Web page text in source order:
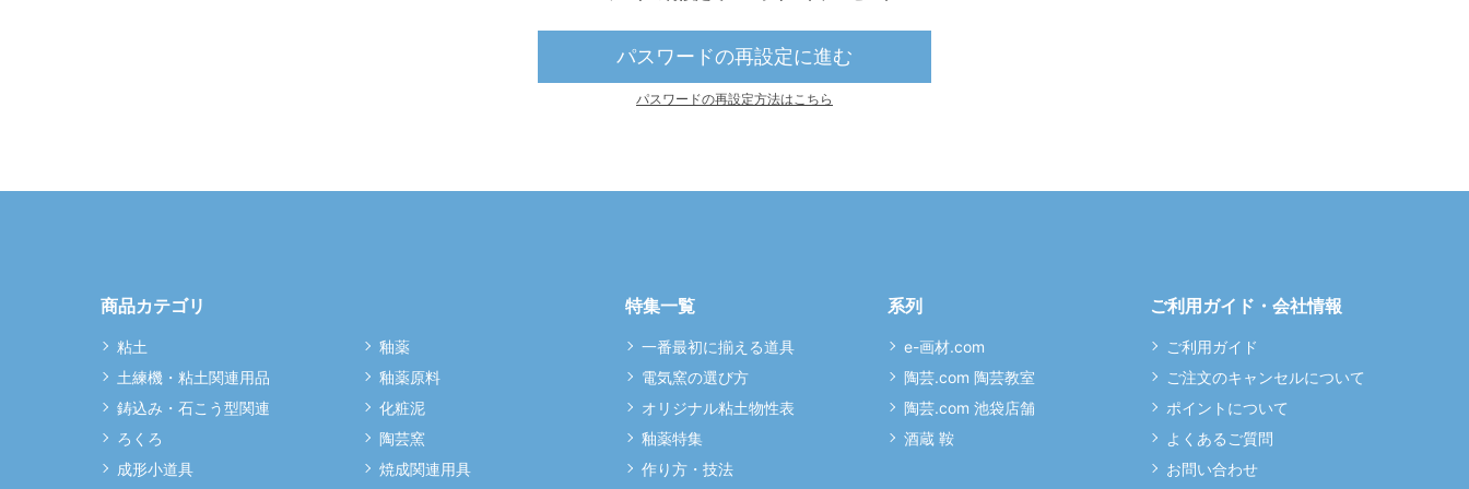
パスワードの再設定に進む
パスワードの再設定方法はこちら
商品カテゴリ
粘土
土練機・粘土関連用品
鋳込み・石こう型関連
ろくろ
成形小道具
釉薬
釉薬原料
化粧泥
陶芸窯
焼成関連用具
特集一覧
一番最初に揃える道具
電気窯の選び方
オリジナル粘土物性表
釉薬特集
作り方・技法
系列
e-画材.com
陶芸.com 陶芸教室
陶芸.com 池袋店舗
酒蔵 鞍
ご利用ガイド・会社情報
ご利用ガイド
ご注文のキャンセルについて
ポイントについて
よくあるご質問
お問い合わせ